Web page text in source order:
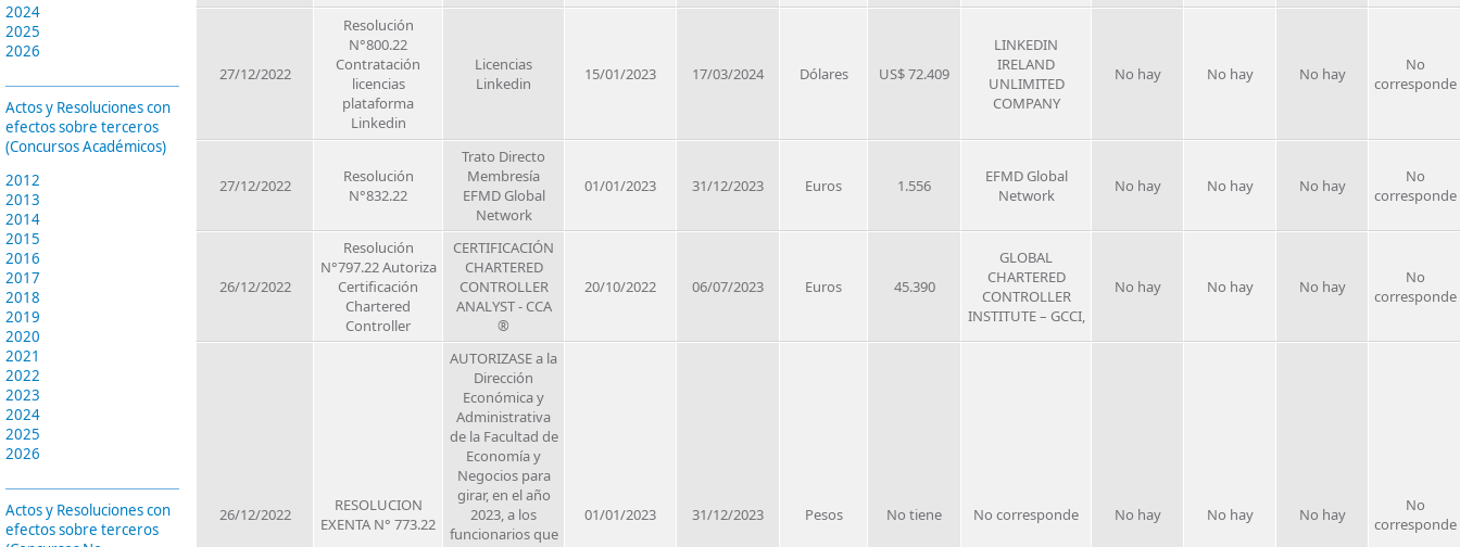
2024
2025
2026
Actos y Resoluciones con
efectos sobre terceros
(Concursos Académicos)
2012
2013
2014
2015
2016
2017
2018
2019
2020
2021
2022
2023
2024
2025
2026
Actos y Resoluciones con
efectos sobre terceros
27/12/2022
Resolución
N°800.22
Contratación
licencias
plataforma
Linkedin
Licencias
Linkedin
15/01/2023 17/03/2024 Dólares US$ 72.409
LINKEDIN
IRELAND
UNLIMITED
COMPANY
No hay No hay No hay
No
corresponde
27/12/2022
Resolución
N°832.22
Trato Directo
Membresía
EFMD Global
Network
01/01/2023 31/12/2023 Euros 1.556
EFMD Global
Network
No hay No hay No hay
No
corresponde
26/12/2022
Resolución
N°797.22 Autoriza
Certificación
Chartered
Controller
CERTIFICACIÓN
CHARTERED
CONTROLLER
ANALYST - CCA
®
20/10/2022 06/07/2023 Euros 45.390
GLOBAL
CHARTERED
CONTROLLER
INSTITUTE – GCCI,
No hay No hay No hay
No
corresponde
26/12/2022
RESOLUCION
EXENTA N° 773.22
AUTORIZASE a la
Dirección
Económica y
Administrativa
de la Facultad de
Economía y
Negocios para
girar, en el año
2023, a los
funcionarios que
01/01/2023 31/12/2023 Pesos No tiene No corresponde No hay No hay No hay
No
corresponde